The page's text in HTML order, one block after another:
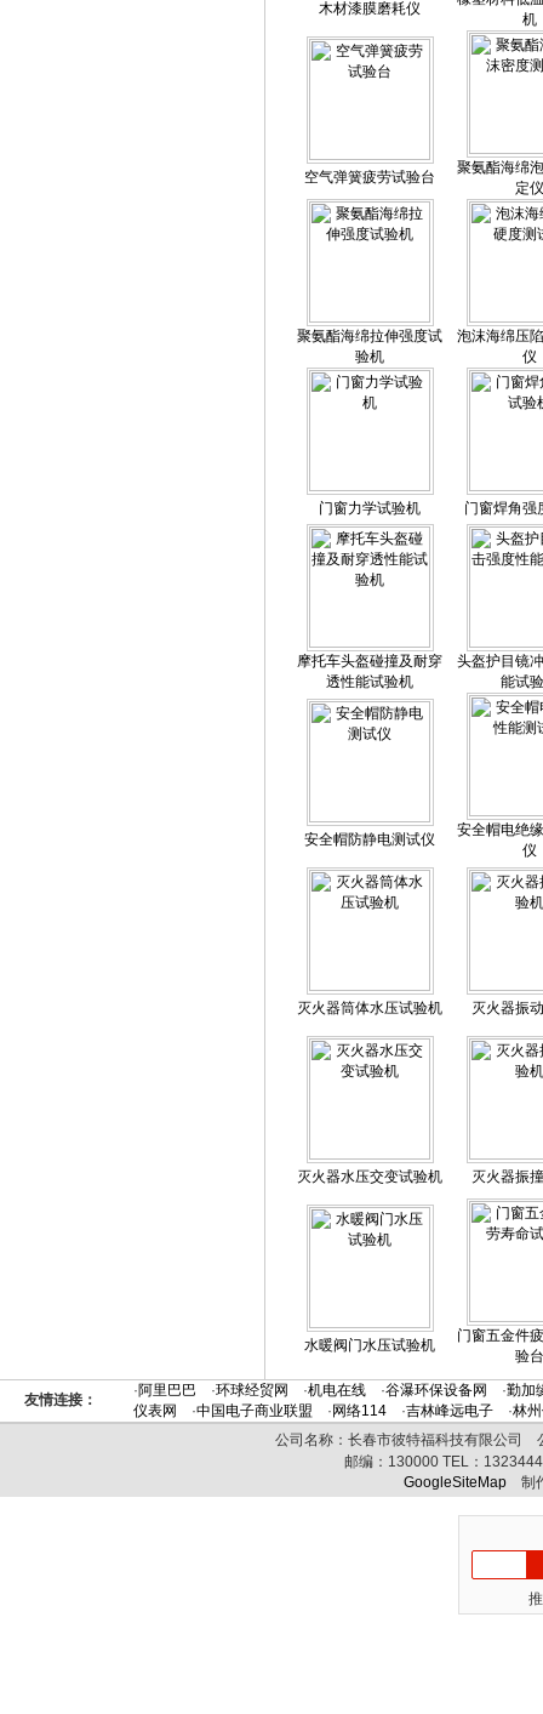
木材漆膜磨耗仪
机
空气弹簧疲劳试验台
聚氨酯海绵
定仪
聚氨酯海绵拉伸强度试
验机
泡沫海绵压
仪
门窗力学试验机 门窗焊角强
摩托车头盔碰撞及耐穿
透性能试验机
头盔护目镜
能试
安全帽防静电测试仪
安全帽电绝
仪
灭火器筒体水压试验机 灭火器振
灭火器水压交变试验机 灭火器振
水暖阀门水压试验机
门窗五金件
验台
友情连接：
·阿里巴巴 ·环球经贸网 ·机电在线·谷瀑环保设备网 ·勤加
仪表网
·中国电子商业联盟 · 网络114·吉林峰远电子·林
公司名称：长春市彼特福科技有限公司
邮编： 130000TEL：
GoogleSiteMap 制